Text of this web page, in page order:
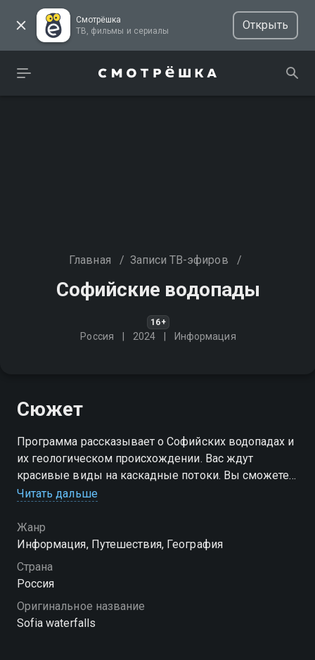
Смотрёшка
ТВ, фильмы и сериалы
Открыть
Главная / Записи ТВ-эфиров /
Софийские водопады
16+
Россия 2024 Информация
Сюжет
Программа рассказывает о Софийских водопадах и
их геологическом происхождении. Вас ждут
красивые виды на каскадные потоки. Вы сможете
почувствовать мощь природы и насладиться
Читать дальше
Жанр
Информация, Путешествия, География
Страна
Россия
Оригинальное название
Sofia waterfalls